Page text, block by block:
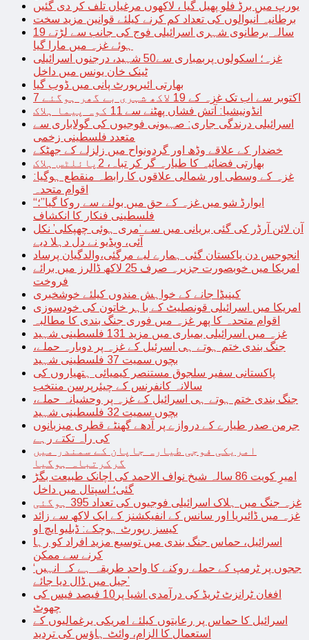
یورپ میں برڈ فلو پھیل گیا ، لاکھوں مرغیاں تلف کر دی گئیں
برطانیہ آنیوالوں کی تعداد کم کرنے کیلئے قوانین مزید سخت
19 سالہ برطانوی شہری اسرائیلی فوج کی جانب سے لڑتے
ہوئے غزہ میں مارا گیا
غزہ؛ اسکولوں پربمباری سے50 شہید، درجنوں اسرائیلی
ٹینک خان یونس میں داخل
بھارتی ائیرپورٹ پانی میں ڈوب گیا
7 اکتوبر سے اب تک غزہ کے 19 لاکھ شہری بے گھر ہوگئے
انڈونیشیا: آتش فشاں پھٹنے سے 11 کوہ پیما ہلاک
اسرائیلی درندگی جاری: صہیونی فوجیوں کی گولاباری سے
متعدد فلسطینی زخمی
خضدار کے علاقے وڈھ اور گردونواح میں زلزلے کے جھٹکے
بھارتی فضائیہ کا طیارہ گر کر تباہ، 2پائلٹس ہلاک
غزہ کے وسطی اور شمالی علاقوں کا رابطہ منقطع ہوگیا:
اقوام متحدہ
“ایوارڈ شو میں غزہ کے حق میں بولنے سے روکا گیا”؛
فلسطینی فنکار کا انکشاف
آن لائن آرڈر کی گئی بریانی میں سے ‘مری ہوئی چھپکلی’ نکل
آئی، ویڈیو نے دل دہلا دیے
انجوجس دن پاکستان گئی ہمارے لیے مرگئی،والدگیان پرساد
امریکا میں خوبصورت جزیرہ صرف 25 لاکھ ڈالرز میں برائے
فروخت
کینیڈا جانے کے خواہش مندوں کیلئے خوشخبری
امریکا میں اسرائیلی قونصلیٹ کے باہر خاتون کی خودسوزی
اقوام متحدہ کا پھر غزہ میں فوری جنگ بندی کا مطالبہ
غزہ میں اسرائیلی بمباری میں مزید 131 فلسطینی شہید
جنگ بندی ختم ہوتے ہی اسرئیل کے غزہ پر دوبارہ حملے،
بچوں سمیت 37 فلسطینی شہید
پاکستانی سفیر سلجوق مستنصر کیمیائی ہتھیاروں کی
سالانہ کانفرنس کے چیئرپرسن منتخب
جنگ بندی ختم ہوتے ہی اسرائیل کے غزہ پر وحشیانہ حملے،
بچوں سمیت 32 فلسطینی شہید
جرمن صدر طیارے کے دروازے پر آدھے گھنٹے قطری میزبانوں
کی راہ تکتے رہے
امریکی فوجی طیارہ جاپان کے سمندر میں
گرکرتباہ ہوگیا
امیرِ کویت 86 سالہ شیخ نواف الاحمد کی اچانک طبیعت بگڑ
گئی؛ اسپتال میں داخل
غزہ جنگ میں ہلاک اسرائیلی فوجیوں کی تعداد 395 ہوگئی
غزہ میں ڈائیریا اور سانس کے انفیکشنز کے ایک لاکھ سے زائد
کیسز رپورٹ ہوچکے: ڈبلیو ایچ او
اسرائیل، حماس جنگ بندی میں توسیع مزید افراد کو رہا
کرنے سے ممکن
‘ججوں پر ٹرمپ کے حملے روکنے کا واحد طریقہ ہے کہ انہیں
جیل میں ڈال دیا جائے’
افغان ٹرانزٹ ٹریڈ کی درآمدی اشیا پر10 فیصد فیس کی
چھوٹ
اسرائیل کا حماس پر رعایتوں کیلئے امریکی یرغمالیوں کے
استعمال کا الزام، وائٹ ہاؤس کی تردید